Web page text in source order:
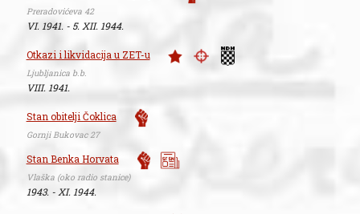
Preradovićeva 42
VI. 1941. - 5. XII. 1944.
Otkazi i likvidacija u ZET-u
Ljubljanica b.b.
VIII. 1941.
Stan obitelji Čoklica
Gornji Bukovac 27
Stan Benka Horvata
Vlaška (oko radio stanice)
1943. - XI. 1944.